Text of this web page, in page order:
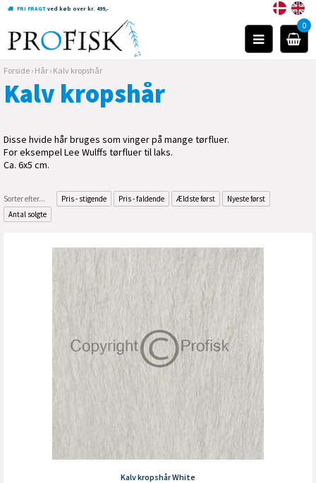
FRI FRAGT ved køb over kr. 499,-
0
Forside › Hår › Kalv kropshår
Kalv kropshår
Disse hvide hår bruges som vinger på mange tørfluer.
For eksempel Lee Wulffs tørfluer til laks.
Ca. 6x5 cm.
Sorter efter... Pris - stigende Pris - faldende Ældste først
Nyeste først
Antal solgte
Kalv kropshår White